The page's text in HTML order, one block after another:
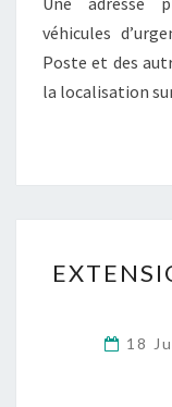
véhicules
Poste et des
la localisation
18